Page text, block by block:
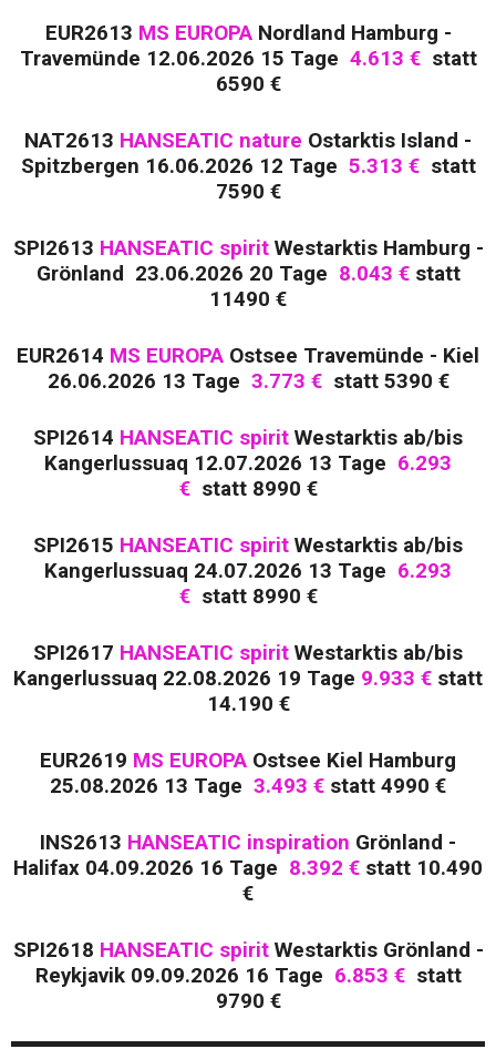
EUR2613 MS EUROPANordland Hamburg -
Travemünde 12.06.2026 15 Tage 4.613 € statt
6590 €
NAT2613 HANSEATIC nature Ostarktis Island -
Spitzbergen 16.06.2026 12 Tage 5.313 € statt
7590 €
SPI2613 HANSEATIC spiritWestarktis Hamburg -
Grönland 23.06.2026 20 Tage 8.043 € statt
11490 €
EUR2614 MS EUROPA Ostsee Travemünde - Kiel
26.06.2026 13 Tage 3.773 € statt 5390 €
SPI2614 HANSEATIC spirit Westarktis ab/bis
Kangerlussuaq 12.07.2026 13 Tage 6.293
€ statt 8990 €
SPI2615 HANSEATIC spirit Westarktis ab/bis
Kangerlussuaq 24.07.2026 13 Tage 6.293
€ statt 8990 €
SPI2617 HANSEATIC spirit Westarktis ab/bis
Kangerlussuaq 22.08.2026 19 Tage 9.933 € statt
14.190 €
EUR2619 MS EUROPA Ostsee Kiel Hamburg
25.08.2026 13 Tage 3.493 € statt 4990 €
INS2613 HANSEATIC inspiration Grönland -
Halifax 04.09.2026 16 Tage 8.392 € statt 10.490
€
SPI2618 HANSEATIC spiritWestarktis Grönland -
Reykjavik 09.09.2026 16 Tage 6.853 € statt
9790 €